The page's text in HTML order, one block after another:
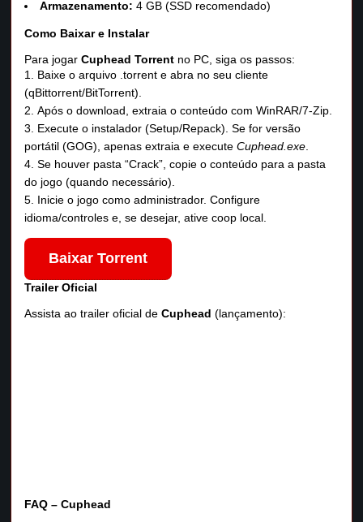
Armazenamento: 4 GB (SSD recomendado)
Como Baixar e Instalar
Para jogarCuphead Torrent no PC, siga os passos:
Baixe o arquivo .torrent e abra no seu cliente
(qBittorrent/BitTorrent).
Após o download, extraia o conteúdo com WinRAR/7‑Zip.
Execute o instalador (Setup/Repack). Se for versão
portátil (GOG), apenas extraia e executeCuphead.exe
Se houver pasta “Crack”, copie o conteúdo para a pasta
do jogo (quando necessário).
Inicie o jogo como administrador. Configure
idioma/controles e, se desejar, ative coop local.
Baixar Torrent
Trailer Oficial
Assista ao trailer oficial deCuphead (lançamento):
FAQ – Cuphead